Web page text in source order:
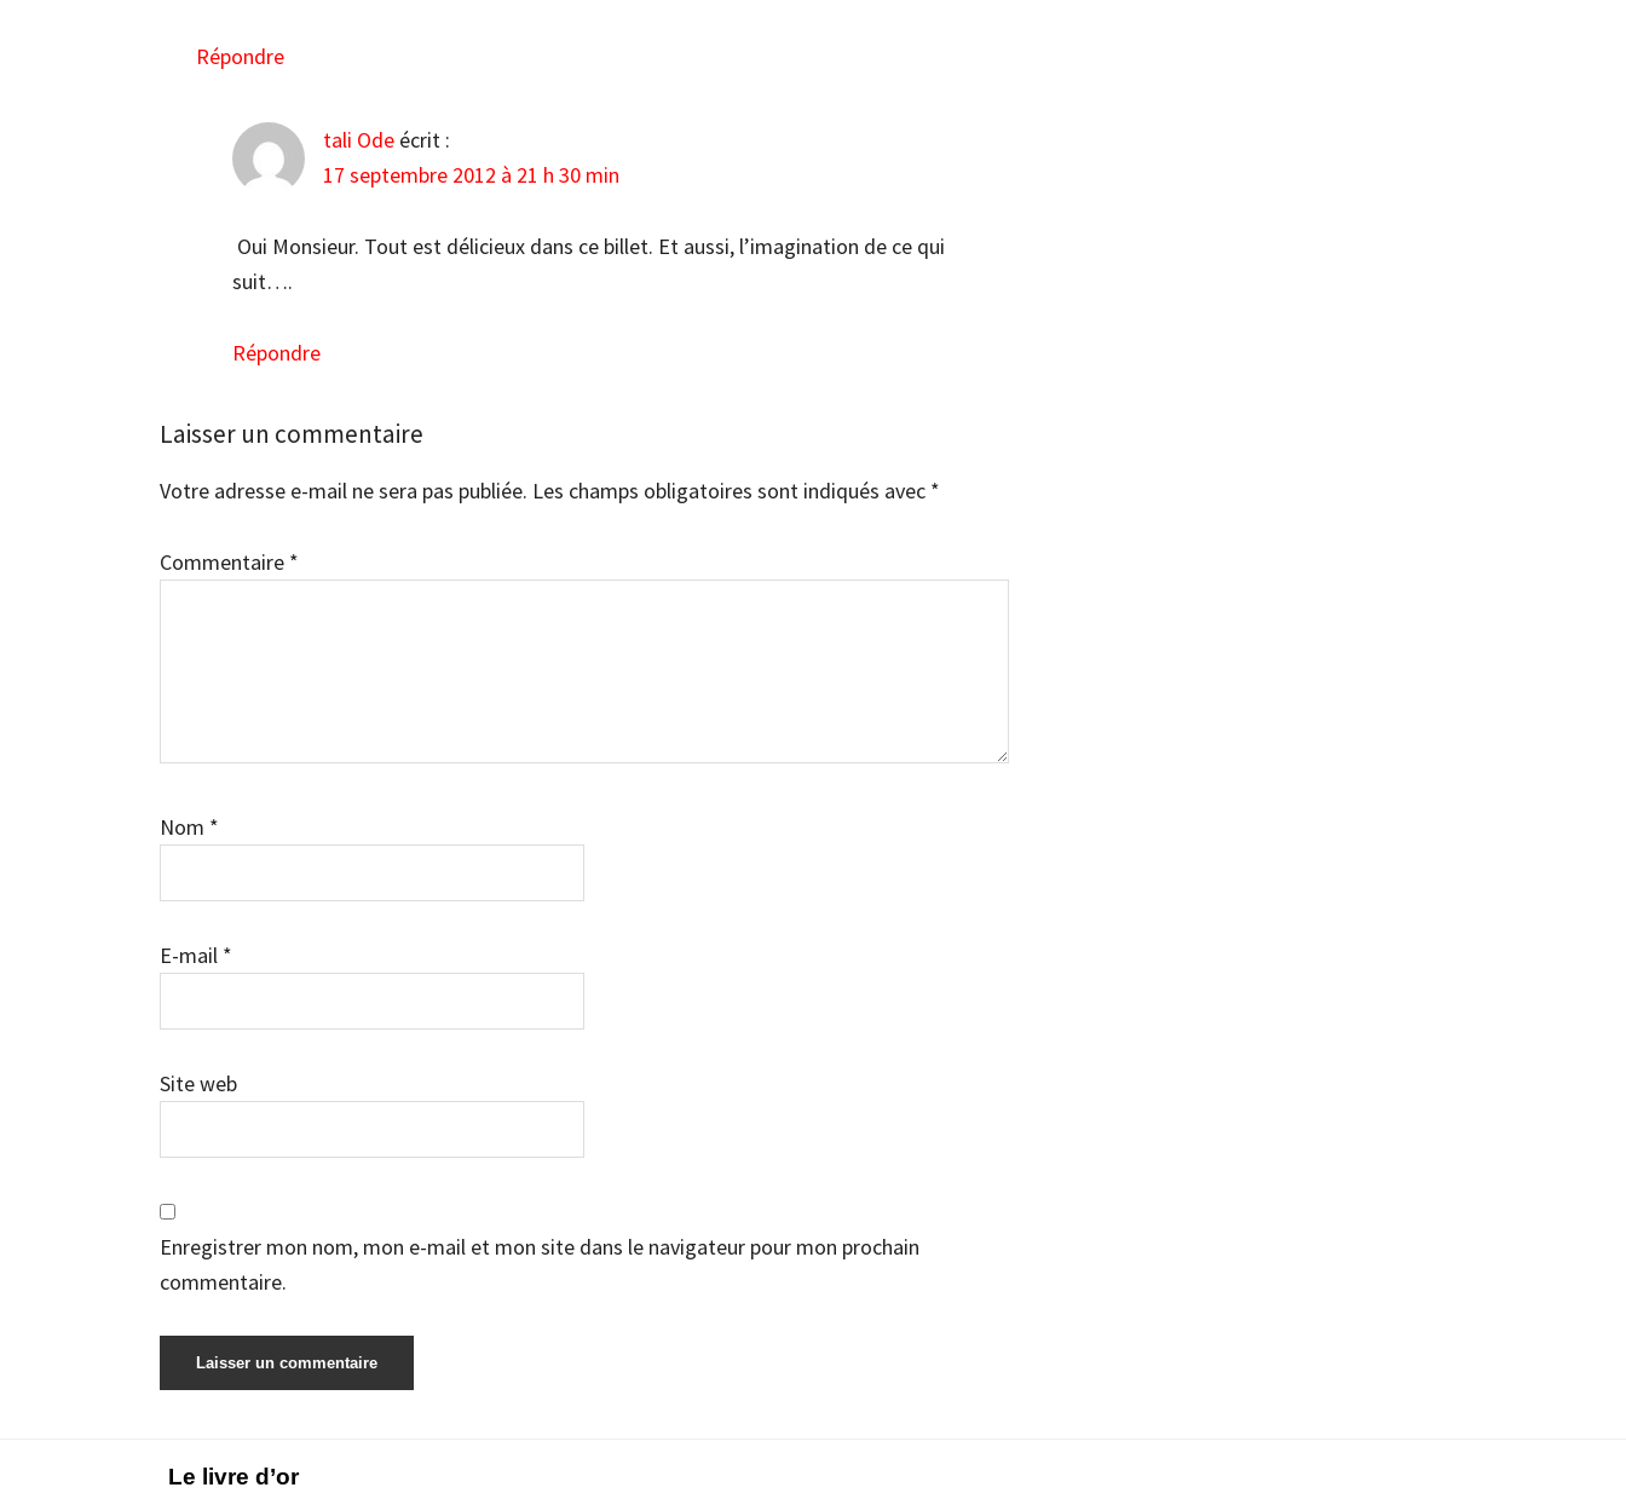
Répondre
tali Ode écrit :
17 septembre 2012 à 21 h 30 min
Oui Monsieur. Tout est délicieux dans ce billet. Et aussi, l’imagination de ce qui
suit….
Répondre
Laisser un commentaire
Votre adresse e-mail ne sera pas publiée. Les champs obligatoires sont indiqués avec *
Commentaire *
Nom *
E-mail *
Site web
Enregistrer mon nom, mon e-mail et mon site dans le navigateur pour mon prochain
commentaire.
Le livre d’or